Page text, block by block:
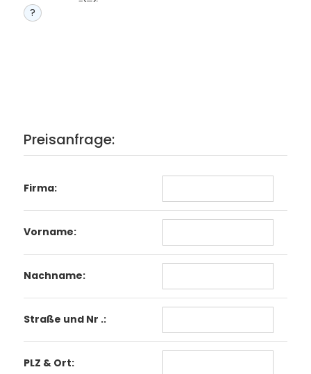
?
Preisanfrage:
Firma:
Vorname:
Nachname:
Straße und Nr .:
PLZ & Ort: